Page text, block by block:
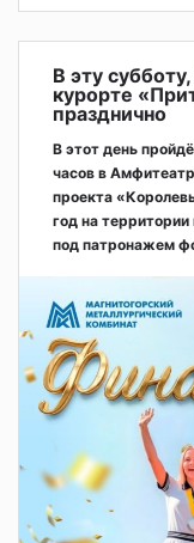
В эту
курорте
празднично
В этот день
часов в
проекта
год на
под патронажем